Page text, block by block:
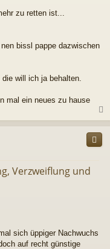
zu retten ist...
bissl pappe dazwischen
will ich ja behalten.
mal ein neues zu hause
a
Verzweiflung und
sich üppiger Nachwuchs
auf recht günstige